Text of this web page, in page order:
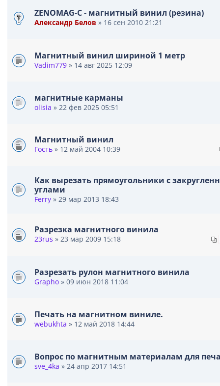
и
я
ZENOMAG-C - магнитный винил (резина)
Александр Белов » 16 сен 2010 21:21
Магнитный винил шириной 1 метр
Vadim779 » 14 авг 2025 12:09
магнитные карманы
olisia » 22 фев 2025 05:51
Магнитный винил
Гость » 12 май 2004 10:39
Как вырезать прямоугольники с
углами
Ferry » 29 мар 2013 18:43
Разрезка магнитного винила
23rus » 23 мар 2009 15:18
Разрезать рулон магнитного винила
Grapho » 09 июн 2018 11:04
Печать на магнитном виниле.
webukhta » 12 май 2018 14:44
Вопрос по магнитным материалам для
sve_4ka » 24 апр 2017 14:51